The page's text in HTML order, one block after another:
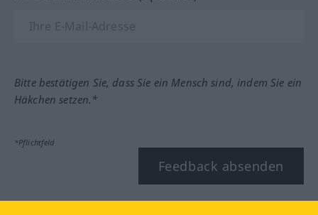
Bitte bestätigen Sie, dass Sie ein Mensch sind, indem Sie ein
Häkchen setzen.*
*Pflichtfeld
Feedback absenden